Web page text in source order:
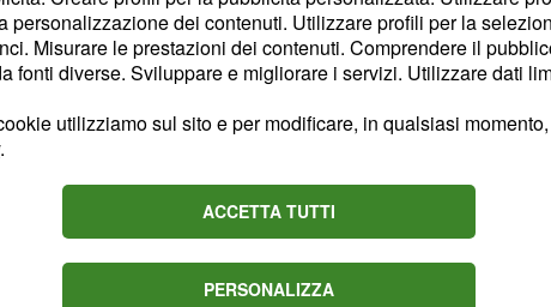
che potrà
a360°. Solitamente
passare
3 e 4ne sono passati
un annuncio a
un po' di tempo per
personalizzazione dei contenuti. Utilizzare profili per la
Misurare le prestazioni dei contenuti. Comprendere il
fonti diverse. Sviluppare e migliorare i servizi. Utilizzare dati
utilizziamo sul sito e per modificare, in qualsiasi
.
ACCETTA TUTTI
PERSONALIZZA